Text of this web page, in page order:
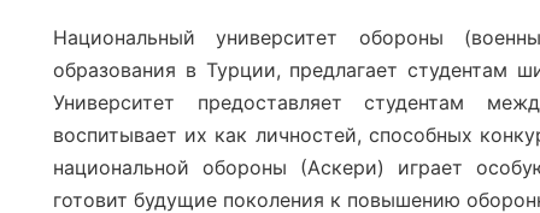
Национальный университет обороны
образования в Турции, предлагает студентам
Университет предоставляет студентам
воспитывает их как личностей, способных
национальной обороны (Аскери) играет
готовит будущие поколения к повышению